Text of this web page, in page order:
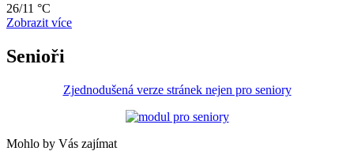
26/11 °C
Zobrazit více
Senioři
Zjednodušená verze stránek nejen pro seniory
Mohlo by Vás zajímat